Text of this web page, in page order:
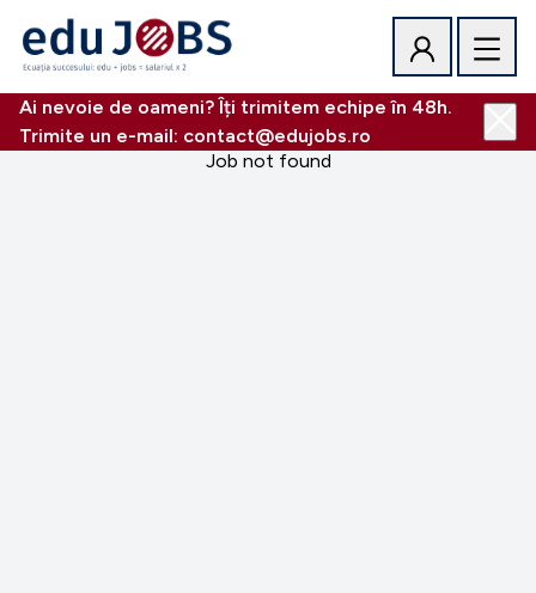
Ai nevoie de oameni? Îți trimitem echipe în 48h.
Trimite un e-mail: contact@edujobs.ro
Job not found